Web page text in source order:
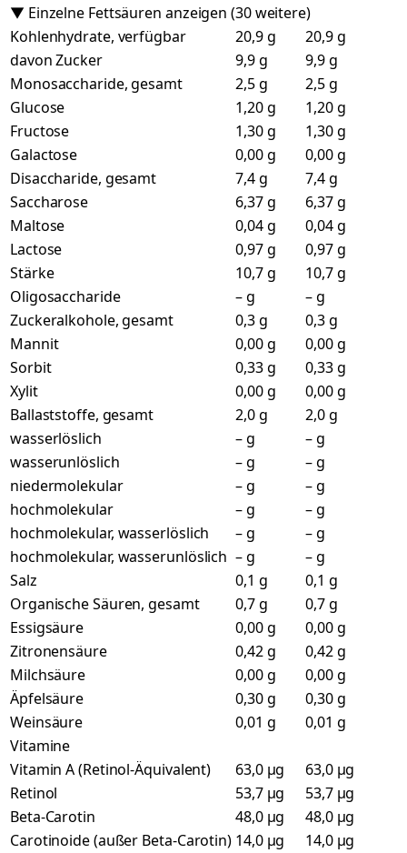
▼ Einzelne Fettsäuren anzeigen (30 weitere)
Kohlenhydrate, verfügbar
20,9 g
20,9 g
davon Zucker
9,9 g
9,9 g
Monosaccharide, gesamt
2,5 g
2,5 g
Glucose
1,20 g
1,20 g
Fructose
1,30 g
1,30 g
Galactose
0,00 g
0,00 g
Disaccharide, gesamt
7,4 g
7,4 g
Saccharose
6,37 g
6,37 g
Maltose
0,04 g
0,04 g
Lactose
0,97 g
0,97 g
Stärke
10,7 g
10,7 g
Oligosaccharide
– g
– g
Zuckeralkohole, gesamt
0,3 g
0,3 g
Mannit
0,00 g
0,00 g
Sorbit
0,33 g
0,33 g
Xylit
0,00 g
0,00 g
Ballaststoffe, gesamt
2,0 g
2,0 g
wasserlöslich
– g
– g
wasserunlöslich
– g
– g
niedermolekular
– g
– g
hochmolekular
– g
– g
hochmolekular, wasserlöslich
– g
– g
hochmolekular, wasserunlöslich – g
– g
Salz
0,1 g
0,1 g
Organische Säuren, gesamt
0,7 g
0,7 g
Essigsäure
0,00 g
0,00 g
Zitronensäure
0,42 g
0,42 g
Milchsäure
0,00 g
0,00 g
Äpfelsäure
0,30 g
0,30 g
Weinsäure
0,01 g
0,01 g
Vitamine
Vitamin A (Retinol-Äquivalent)
63,0 µg
63,0 µg
Retinol
53,7 µg
53,7 µg
Beta-Carotin
48,0 µg
48,0 µg
Carotinoide (außer Beta-Carotin) 14,0 µg
14,0 µg